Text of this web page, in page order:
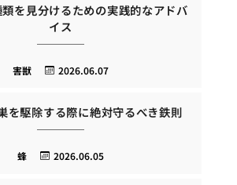
を見分けるための実践的なアドバ
イス
2026.06.07
害獣
を駆除する際に絶対守るべき鉄則
2026.06.05
蜂